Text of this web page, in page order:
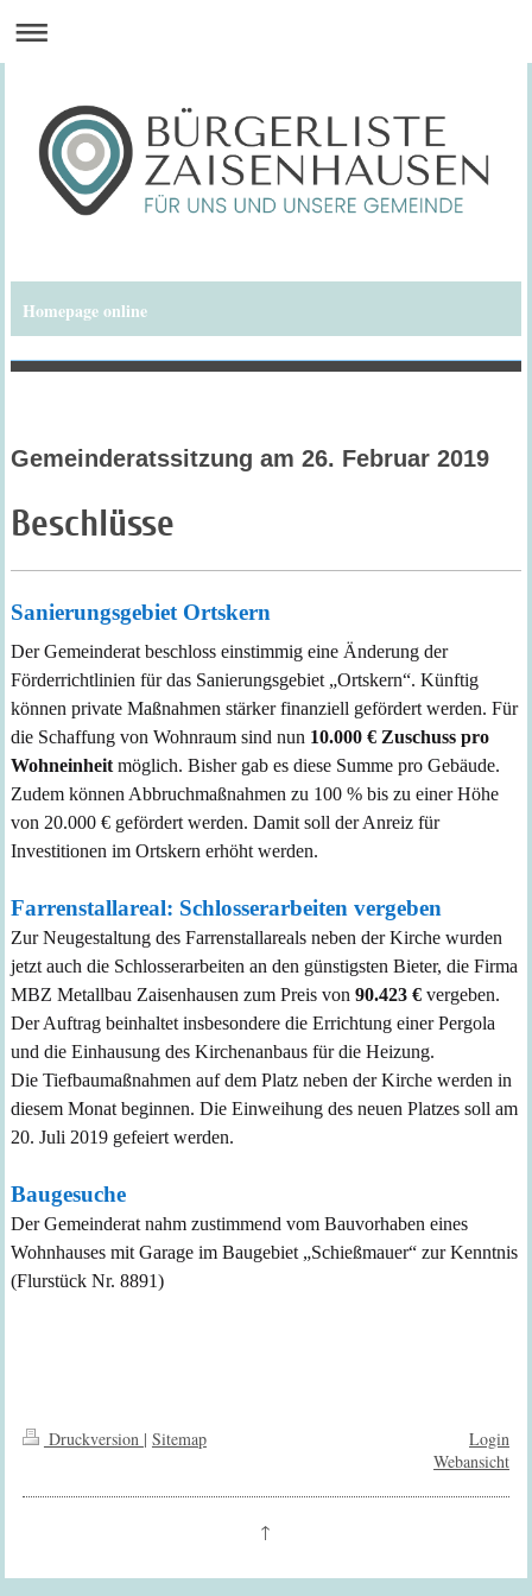
Homepage online
Bürgerliste Zaisenhausen
Gemeinderatssitzung am 26. Februar 2019
Beschlüsse
Sanierungsgebiet Ortskern
Der Gemeinderat beschloss einstimmig eine Änderung der
Förderrichtlinien für das Sanierungsgebiet „Ortskern“. Künftig
können private Maßnahmen stärker finanziell gefördert werden. Für
die Schaffung von Wohnraum sind nun 10.000 € Zuschuss pro
Wohneinheit möglich. Bisher gab es diese Summe pro Gebäude.
Zudem können Abbruchmaßnahmen zu 100 % bis zu einer Höhe
von 20.000 € gefördert werden. Damit soll der Anreiz für
Investitionen im Ortskern erhöht werden.
Farrenstallareal: Schlosserarbeiten vergeben
Zur Neugestaltung des Farrenstallareals neben der Kirche wurden
jetzt auch die Schlosserarbeiten an den günstigsten Bieter, die Firma
MBZ Metallbau Zaisenhausen zum Preis von 90.423 € vergeben.
Der Auftrag beinhaltet insbesondere die Errichtung einer Pergola
und die Einhausung des Kirchenanbaus für die Heizung.
Die Tiefbaumaßnahmen auf dem Platz neben der Kirche werden in
diesem Monat beginnen. Die Einweihung des neuen Platzes soll am
20. Juli 2019 gefeiert werden.
Baugesuche
Der Gemeinderat nahm zustimmend vom Bauvorhaben eines
Wohnhauses mit Garage im Baugebiet „Schießmauer“ zur Kenntnis
(Flurstück Nr. 8891)
Druckversion | Sitemap
Login
Webansicht
↑